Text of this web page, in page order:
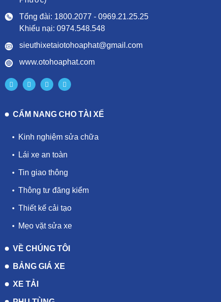
Tổng đài: 1800.2077 - 0969.21.25.25
Khiếu nại: 0974.548.548
sieuthixetaiotohoaphat@gmail.com
www.otohoaphat.com
CẨM NANG CHO TÀI XẾ
Kinh nghiệm sửa chữa
Lái xe an toàn
Tin giao thông
Thông tư đăng kiểm
Thiết kế cải tạo
Mẹo vặt sửa xe
VỀ CHÚNG TÔI
BẢNG GIÁ XE
XE TẢI